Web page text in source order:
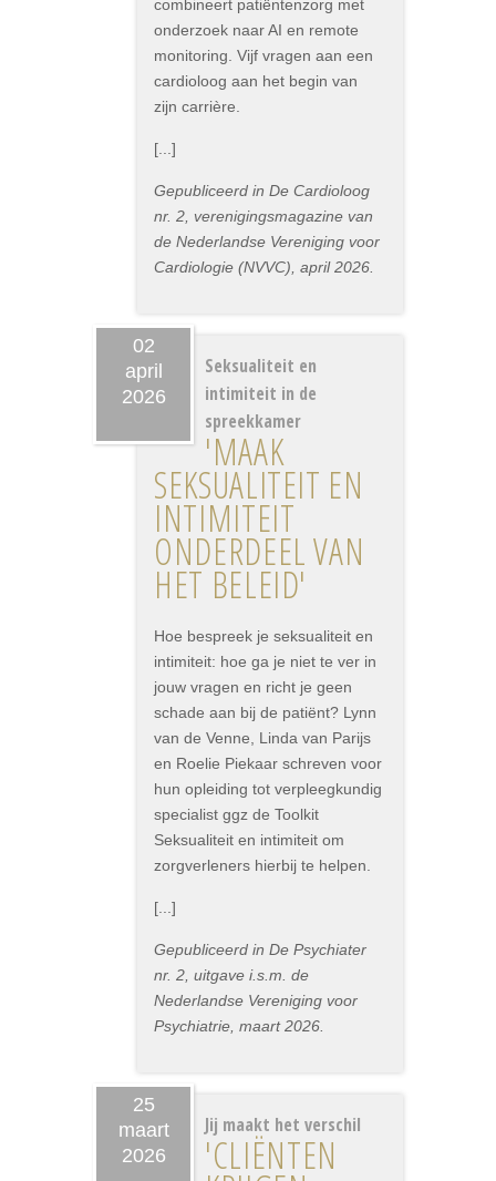
combineert patiëntenzorg met
onderzoek naar AI en remote
monitoring. Vijf vragen aan een
cardioloog aan het begin van
zijn carrière.
[...]
Gepubliceerd in De Cardioloog
nr. 2, verenigingsmagazine van
de Nederlandse Vereniging voor
Cardiologie (NVVC), april 2026.
02
april
2026
Seksualiteit en
intimiteit in de
spreekkamer
'MAAK
SEKSUALITEIT EN
INTIMITEIT
ONDERDEEL VAN
HET BELEID'
Hoe bespreek je seksualiteit en
intimiteit: hoe ga je niet te ver in
jouw vragen en richt je geen
schade aan bij de patiënt? Lynn
van de Venne, Linda van Parijs
en Roelie Piekaar schreven voor
hun opleiding tot verpleegkundig
specialist ggz de Toolkit
Seksualiteit en intimiteit om
zorgverleners hierbij te helpen.
[...]
Gepubliceerd in De Psychiater
nr. 2, uitgave i.s.m. de
Nederlandse Vereniging voor
Psychiatrie, maart 2026.
25
maart
2026
Jij maakt het verschil
'CLIËNTEN